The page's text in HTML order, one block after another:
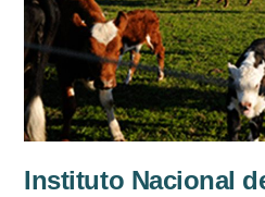
Instituto Nacional